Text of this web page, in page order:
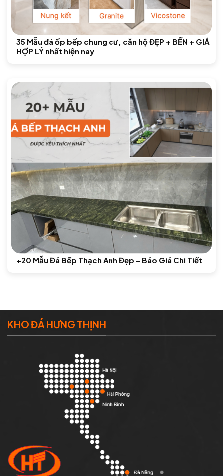
35 Mẫu đá ốp bếp chung cư, căn hộ ĐẸP + BỀN + GIÁ
HỢP LÝ nhất hiện nay
+20 Mẫu Đá Bếp Thạch Anh Đẹp – Báo Giá Chi Tiết
KHO ĐÁ HƯNG THỊNH